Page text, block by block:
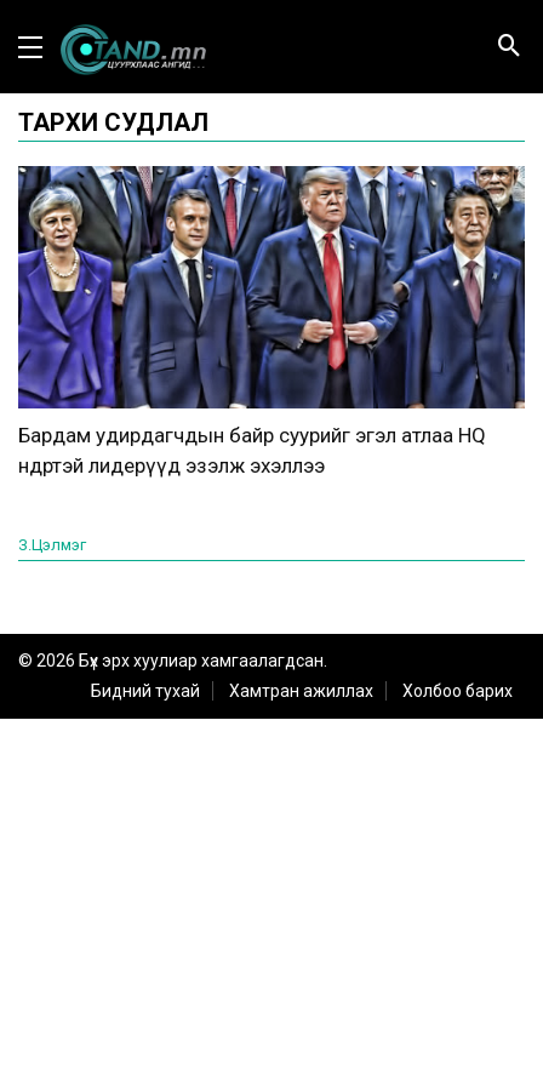
ТАРХИ СУДЛАЛ
Бардам удирдагчдын байр суурийг эгэл атлаа HQ
өндөртэй лидерүүд эзэлж эхэллээ
З.Цэлмэг
© 2026 Бүх эрх хуулиар хамгаалагдсан.
Бидний тухай
Хамтран ажиллах Холбоо барих